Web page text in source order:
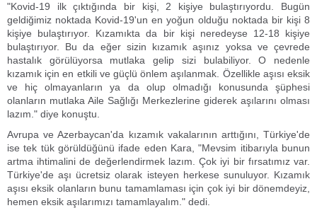
"Kovid-19 ilk çıktığında bir kişi, 2 kişiye bulaştırıyordu. Bugün
geldiğimiz noktada Kovid-19'un en yoğun olduğu noktada bir kişi 8
kişiye bulaştırıyor. Kızamıkta da bir kişi neredeyse 12-18 kişiye
bulaştırıyor. Bu da eğer sizin kızamık aşınız yoksa ve çevrede
hastalık görülüyorsa mutlaka gelip sizi bulabiliyor. O nedenle
kızamık için en etkili ve güçlü önlem aşılanmak. Özellikle aşısı eksik
ve hiç olmayanların ya da olup olmadığı konusunda şüphesi
olanların mutlaka Aile Sağlığı Merkezlerine giderek aşılarını olması
lazım." diye konuştu.
Avrupa ve Azerbaycan'da kızamık vakalarının arttığını, Türkiye'de
ise tek tük görüldüğünü ifade eden Kara, "Mevsim itibarıyla bunun
artma ihtimalini de değerlendirmek lazım. Çok iyi bir fırsatımız var.
Türkiye'de aşı ücretsiz olarak isteyen herkese sunuluyor. Kızamık
aşısı eksik olanların bunu tamamlaması için çok iyi bir dönemdeyiz,
hemen eksik aşılarımızı tamamlayalım." dedi.